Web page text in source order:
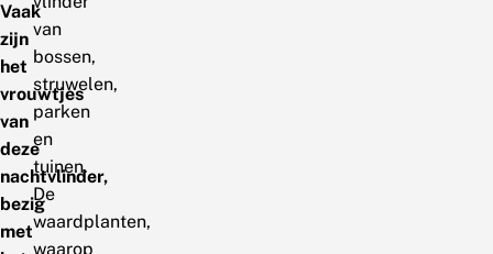
Vaak
zijn
het
vrouwtjes
van
deze
nachtvlinder,
bezig
met
van
bossen,
struwelen,
parken
en
tuinen.
De
waardplanten,
waarop